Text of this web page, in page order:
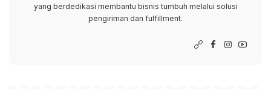
yang berdedikasi membantu bisnis tumbuh melalui solusi
pengiriman dan fulfillment.